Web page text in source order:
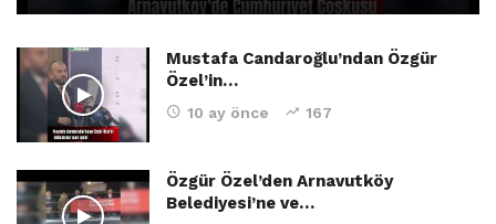
Mustafa Candaroğlu’ndan Özgür
Özel’in…
10 ay önce 167
Özgür Özel’den Arnavutköy
Belediyesi’ne ve…